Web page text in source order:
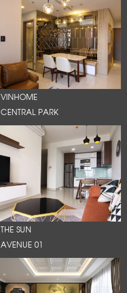
VINHOME
CENTRAL PARK
THE SUN
AVENUE 01